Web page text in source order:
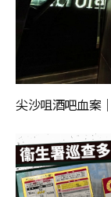
尖沙咀酒吧血案